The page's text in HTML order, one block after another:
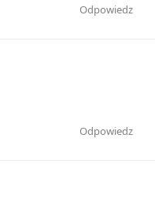
Odpowiedz
Odpowiedz